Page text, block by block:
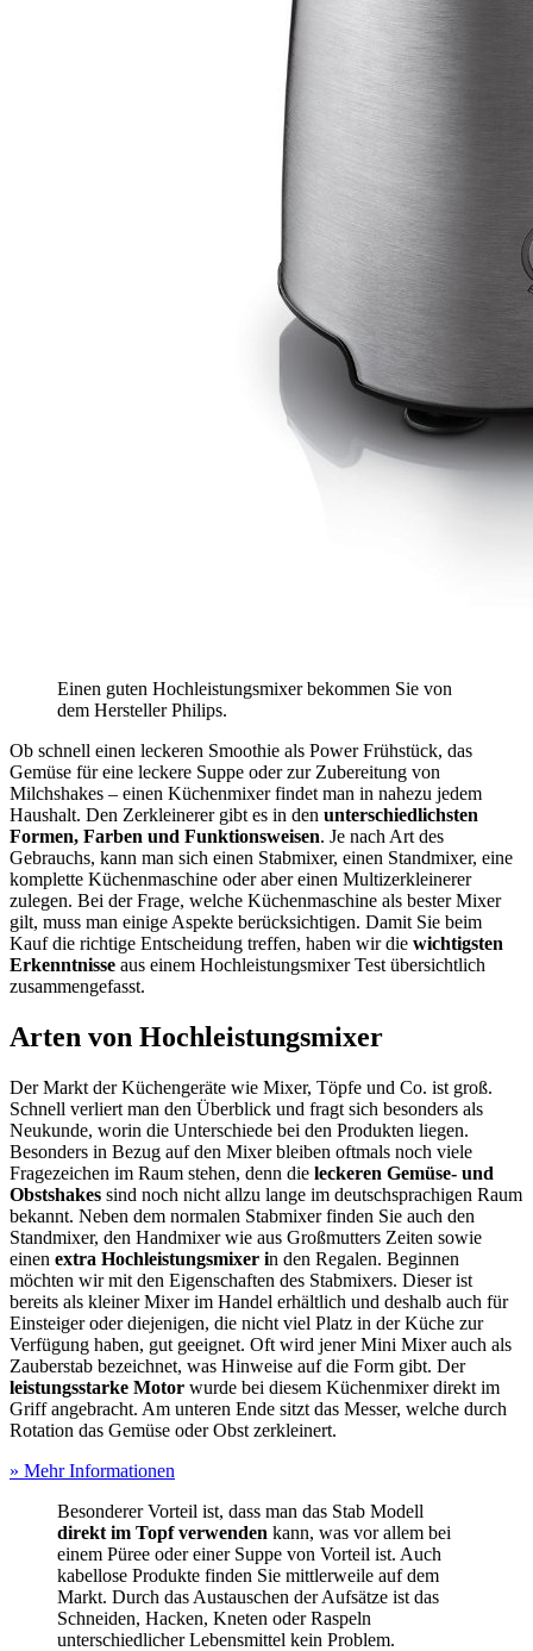
Einen guten Hochleistungsmixer bekommen Sie von
dem Hersteller Philips.
Ob schnell einen leckeren Smoothie als Power Frühstück, das
Gemüse für eine leckere Suppe oder zur Zubereitung von
Milchshakes – einen Küchenmixer findet man in nahezu jedem
Haushalt. Den Zerkleinerer gibt es in den unterschiedlichsten
Formen, Farben und Funktionsweisen. Je nach Art des
Gebrauchs, kann man sich einen Stabmixer, einen Standmixer, eine
komplette Küchenmaschine oder aber einen Multizerkleinerer
zulegen. Bei der Frage, welche Küchenmaschine als bester Mixer
gilt, muss man einige Aspekte berücksichtigen. Damit Sie beim
Kauf die richtige Entscheidung treffen, haben wir die wichtigsten
Erkenntnisse aus einem Hochleistungsmixer Test übersichtlich
zusammengefasst.
Arten von Hochleistungsmixer
Der Markt der Küchengeräte wie Mixer, Töpfe und Co. ist groß.
Schnell verliert man den Überblick und fragt sich besonders als
Neukunde, worin die Unterschiede bei den Produkten liegen.
Besonders in Bezug auf den Mixer bleiben oftmals noch viele
Fragezeichen im Raum stehen, denn die leckeren Gemüse- und
Obstshakes sind noch nicht allzu lange im deutschsprachigen Raum
bekannt. Neben dem normalen Stabmixer finden Sie auch den
Standmixer, den Handmixer wie aus Großmutters Zeiten sowie
einen extra Hochleistungsmixer in den Regalen. Beginnen
möchten wir mit den Eigenschaften des Stabmixers. Dieser ist
bereits als kleiner Mixer im Handel erhältlich und deshalb auch für
Einsteiger oder diejenigen, die nicht viel Platz in der Küche zur
Verfügung haben, gut geeignet. Oft wird jener Mini Mixer auch als
Zauberstab bezeichnet, was Hinweise auf die Form gibt. Der
leistungsstarke Motor wurde bei diesem Küchenmixer direkt im
Griff angebracht. Am unteren Ende sitzt das Messer, welche durch
Rotation das Gemüse oder Obst zerkleinert.
» Mehr Informationen
Besonderer Vorteil ist, dass man das Stab Modell
direkt im Topf verwenden kann, was vor allem bei
einem Püree oder einer Suppe von Vorteil ist. Auch
kabellose Produkte finden Sie mittlerweile auf dem
Markt. Durch das Austauschen der Aufsätze ist das
Schneiden, Hacken, Kneten oder Raspeln
unterschiedlicher Lebensmittel kein Problem.